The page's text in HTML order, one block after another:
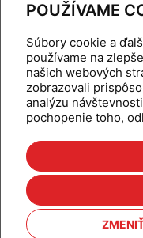
POUŽÍVAME
Súbory cookie a
používame na
našich webových
zobrazovali
analýzu
pochopenie toho,
Dynamické
Domov
Aktuality
Kalkulačky
Na stiahnutie